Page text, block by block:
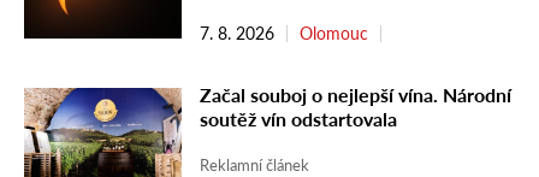
7. 8. 2026 Olomouc
Začal souboj o nejlepší vína. Národní
soutěž vín odstartovala
Reklamní článek